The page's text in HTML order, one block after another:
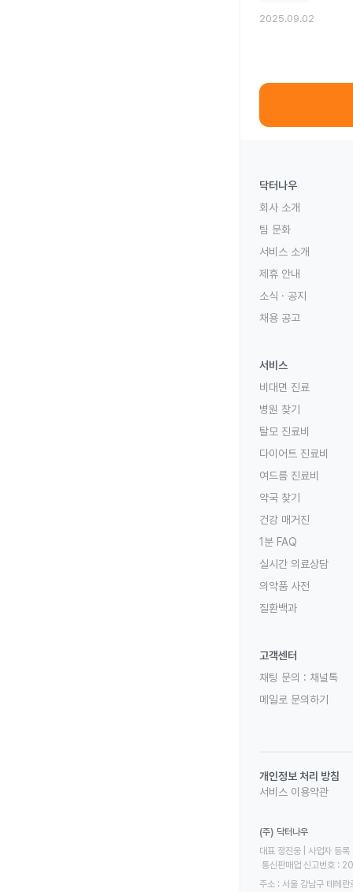
2025.09.02
닥터나우
회사 소개
팀 문화
서비스 소개
제휴 안내
소식 · 공지
채용 공고
서비스
비대면 진료
병원 찾기
탈모 진료비
다이어트 진료비
여드름 진료비
약국 찾기
건강 매거진
1분 FAQ
실시간 의료상담
의약품 사전
질환백과
고객센터
채팅 문의 : 채널톡
메일로 문의하기
개인정보 처리 방침
서비스 이용약관
(주) 닥터나우
대표 정진웅 | 사업자
통신판매업 신고번호
주소 : 서울 강남구 테헤